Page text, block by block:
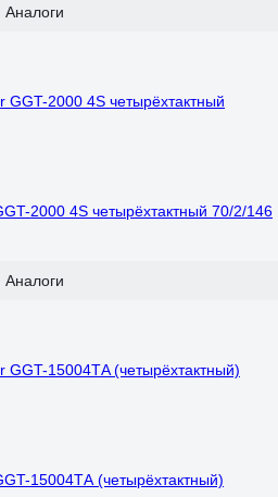
Аналоги
2000 4S четырёхтактный 70/2/146
Аналоги
15004ТA (четырёхтактный)